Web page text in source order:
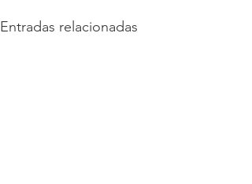
Entradas relacionadas